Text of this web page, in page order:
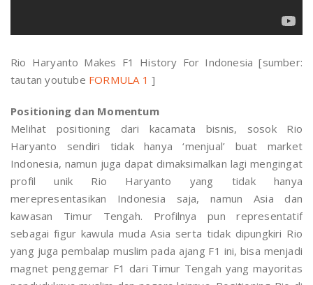
Rio Haryanto Makes F1 History For Indonesia [sumber:
tautan youtube FORMULA 1 ]
Positioning dan Momentum
Melihat positioning dari kacamata bisnis, sosok Rio
Haryanto sendiri tidak hanya ‘menjual’ buat market
Indonesia, namun juga dapat dimaksimalkan lagi mengingat
profil unik Rio Haryanto yang tidak hanya
merepresentasikan Indonesia saja, namun Asia dan
kawasan Timur Tengah. Profilnya pun representatif
sebagai figur kawula muda Asia serta tidak dipungkiri Rio
yang juga pembalap muslim pada ajang F1 ini, bisa menjadi
magnet penggemar F1 dari Timur Tengah yang mayoritas